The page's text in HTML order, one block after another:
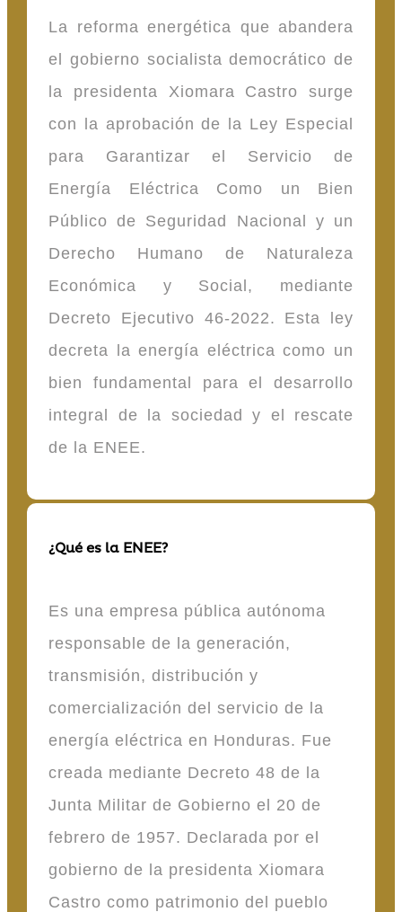
La reforma energética que abandera
el gobierno socialista democrático de
la presidenta Xiomara Castro surge
con la aprobación de la Ley Especial
para Garantizar el Servicio de
Energía Eléctrica Como un Bien
Público de Seguridad Nacional y un
Derecho Humano de Naturaleza
Económica y Social, mediante
Decreto Ejecutivo 46-2022. Esta ley
decreta la energía eléctrica como un
bien fundamental para el desarrollo
integral de la sociedad y el rescate
de la ENEE.
¿Qué es la ENEE?
Es una empresa pública autónoma
responsable de la generación,
transmisión, distribución y
comercialización del servicio de la
energía eléctrica en Honduras. Fue
creada mediante Decreto 48 de la
Junta Militar de Gobierno el 20 de
febrero de 1957. Declarada por el
gobierno de la presidenta Xiomara
Castro como patrimonio del pueblo